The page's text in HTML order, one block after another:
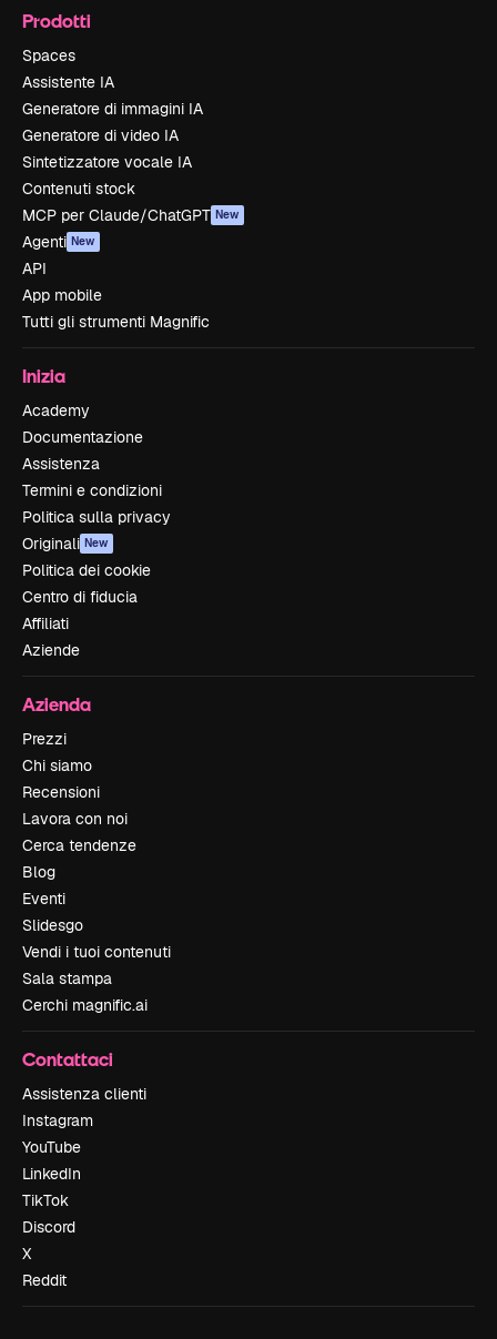
Prodotti
Spaces
Assistente IA
Generatore di immagini IA
Generatore di video IA
Sintetizzatore vocale IA
Contenuti stock
MCP per Claude/ChatGPT New
Agenti New
API
App mobile
Tutti gli strumenti Magnific
Inizia
Academy
Documentazione
Assistenza
Termini e condizioni
Politica sulla privacy
Originali New
Politica dei cookie
Centro di fiducia
Affiliati
Aziende
Azienda
Prezzi
Chi siamo
Recensioni
Lavora con noi
Cerca tendenze
Blog
Eventi
Slidesgo
Vendi i tuoi contenuti
Sala stampa
Cerchi magnific.ai
Contattaci
Assistenza clienti
Instagram
YouTube
LinkedIn
TikTok
Discord
X
Reddit